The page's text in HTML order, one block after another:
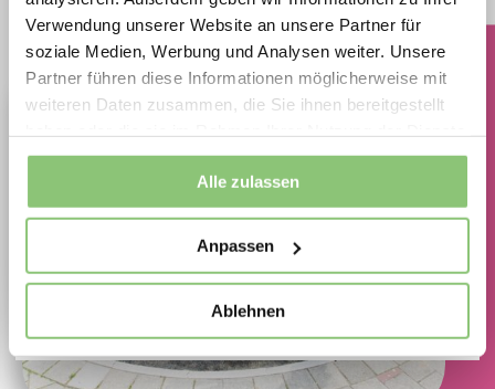
Verwendung unserer Website an unsere Partner für
soziale Medien, Werbung und Analysen weiter. Unsere
Partner führen diese Informationen möglicherweise mit
weiteren Daten zusammen, die Sie ihnen bereitgestellt
gesammelt haben.
Alle zulassen
Anpassen
Ablehnen
Spielplatzlösungen ideal für Neubau,
Erneuerung und Ersatzinvestitionen.
Jetzt Aktionsprodukte sichern und Vorteile
nutzen
Movement for every heartbeat.
Spielplatzoffensive 2026